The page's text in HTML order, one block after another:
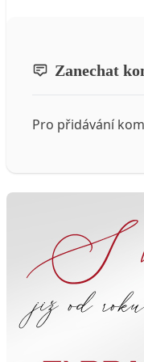
Zanechat
Pro přidávání